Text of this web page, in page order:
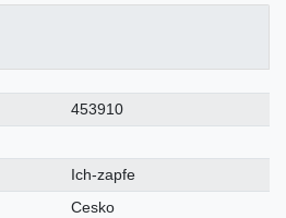
453910
Ich-zapfe
Cesko